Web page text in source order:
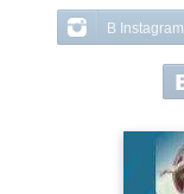
В Instagram